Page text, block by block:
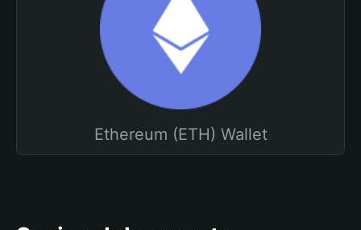
Ethereum (ETH) Wallet